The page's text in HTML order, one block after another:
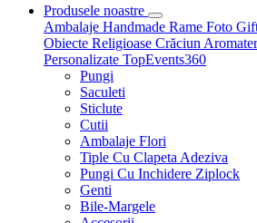
Produsele noastre
Ambalaje Handmade Rame Foto
Obiecte Religioase Crăciun
Personalizate TopEvents360
Pungi
Saculeti
Sticlute
Cutii
Ambalaje Flori
Tiple Cu Clapeta Adeziva
Pungi Cu Inchidere Ziplock
Genti
Bile-Margele